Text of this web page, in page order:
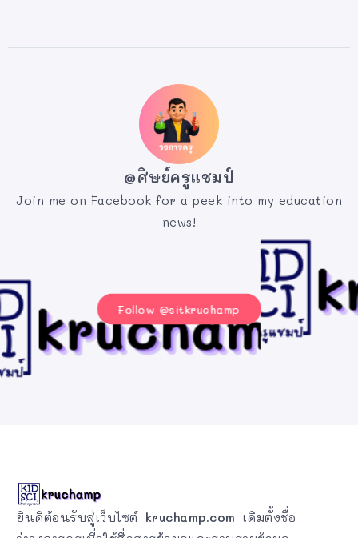
@ศิษย์ครูแชมป์
Join me on Facebook for a peek into my education
news!
Follow @sitkruchamp
ยินดีต้อนรับสู่เว็บไซต์ kruchamp.com เดิมตั้งชื่อ